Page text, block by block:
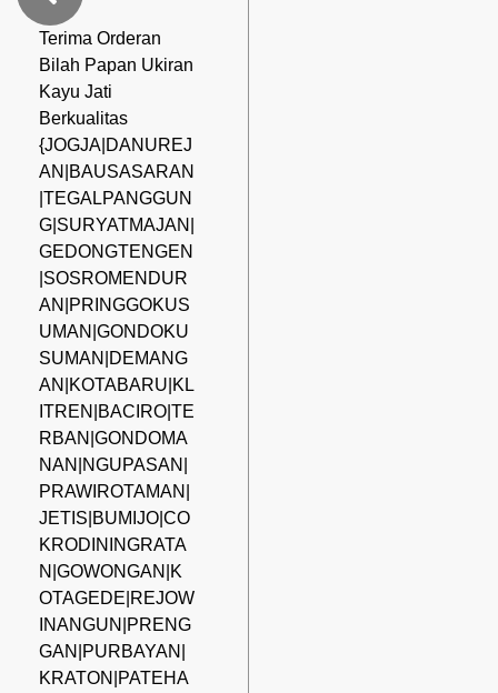
Terima Orderan
Bilah Papan Ukiran
Kayu Jati
Berkualitas
{JOGJA|DANUREJ
AN|BAUSASARAN
|TEGALPANGGUN
G|SURYATMAJAN|
GEDONGTENGEN
|SOSROMENDUR
AN|PRINGGOKUS
UMAN|GONDOKU
SUMAN|DEMANG
AN|KOTABARU|KL
ITREN|BACIRO|TE
RBAN|GONDOMA
NAN|NGUPASAN|
PRAWIROTAMAN|
JETIS|BUMIJO|CO
KRODININGRATA
N|GOWONGAN|K
OTAGEDE|REJOW
INANGUN|PRENG
GAN|PURBAYAN|
KRATON|PATEHA